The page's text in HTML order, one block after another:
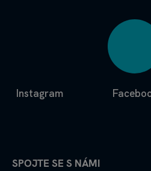
Instagram
SPOJTE SE S NÁMI